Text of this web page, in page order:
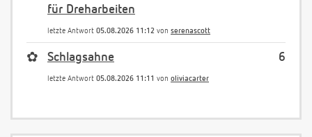
für Dreharbeiten
letzte Antwort 05.08.2026 11:12 von serenascott
6
✿ Schlagsahne
letzte Antwort 05.08.2026 11:11 von oliviacarter